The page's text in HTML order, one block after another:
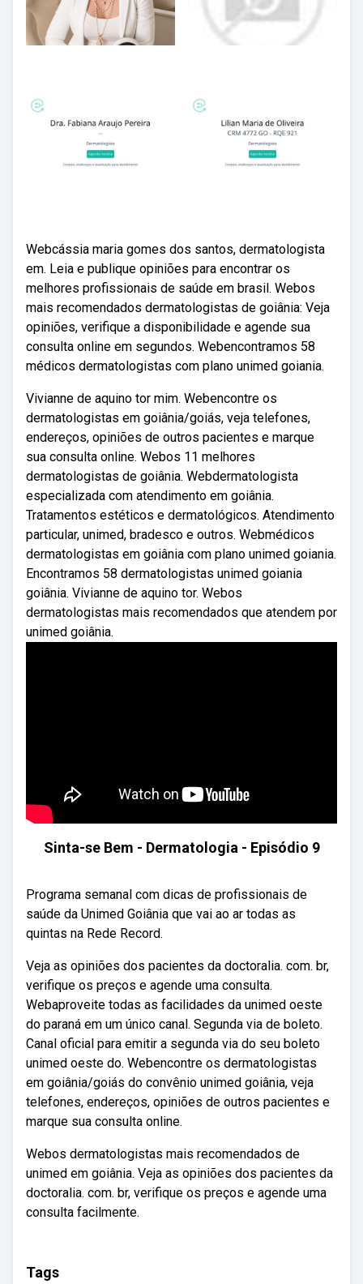
Webcássia maria gomes dos santos, dermatologista
em. Leia e publique opiniões para encontrar os
melhores profissionais de saúde em brasil. Webos
mais recomendados dermatologistas de goiânia: Veja
opiniões, verifique a disponibilidade e agende sua
consulta online em segundos. Webencontramos 58
médicos dermatologistas com plano unimed goiania.
Vivianne de aquino tor mim. Webencontre os
dermatologistas em goiânia/goiás, veja telefones,
endereços, opiniões de outros pacientes e marque
sua consulta online. Webos 11 melhores
dermatologistas de goiânia. Webdermatologista
especializada com atendimento em goiânia.
Tratamentos estéticos e dermatológicos. Atendimento
particular, unimed, bradesco e outros. Webmédicos
dermatologistas em goiânia com plano unimed goiania.
Encontramos 58 dermatologistas unimed goiania
goiânia. Vivianne de aquino tor. Webos
dermatologistas mais recomendados que atendem por
unimed goiânia.
Sinta-se Bem - Dermatologia - Episódio 9
Programa semanal com dicas de profissionais de
saúde da Unimed Goiânia que vai ao ar todas as
quintas na Rede Record.
Veja as opiniões dos pacientes da doctoralia. com. br,
verifique os preços e agende uma consulta.
Webaproveite todas as facilidades da unimed oeste
do paraná em um único canal. Segunda via de boleto.
Canal oficial para emitir a segunda via do seu boleto
unimed oeste do. Webencontre os dermatologistas
em goiânia/goiás do convênio unimed goiânia, veja
telefones, endereços, opiniões de outros pacientes e
marque sua consulta online.
Webos dermatologistas mais recomendados de
unimed em goiânia. Veja as opiniões dos pacientes da
doctoralia. com. br, verifique os preços e agende uma
consulta facilmente.
Tags